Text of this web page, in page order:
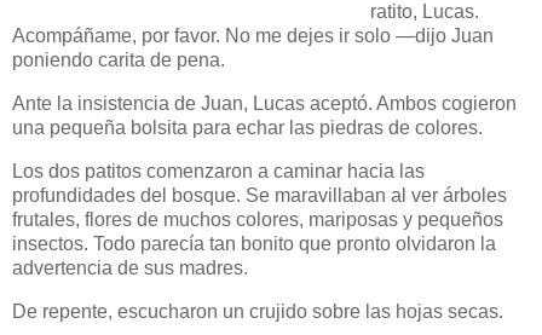
ratito, Lucas.
Acompáñame, por favor. No me dejes ir solo —dijo Juan
poniendo carita de pena.
Ante la insistencia de Juan, Lucas aceptó. Ambos cogieron
una pequeña bolsita para echar las piedras de colores.
Los dos patitos comenzaron a caminar hacia las
profundidades del bosque. Se maravillaban al ver árboles
frutales, flores de muchos colores, mariposas y pequeños
insectos. Todo parecía tan bonito que pronto olvidaron la
advertencia de sus madres.
De repente, escucharon un crujido sobre las hojas secas.